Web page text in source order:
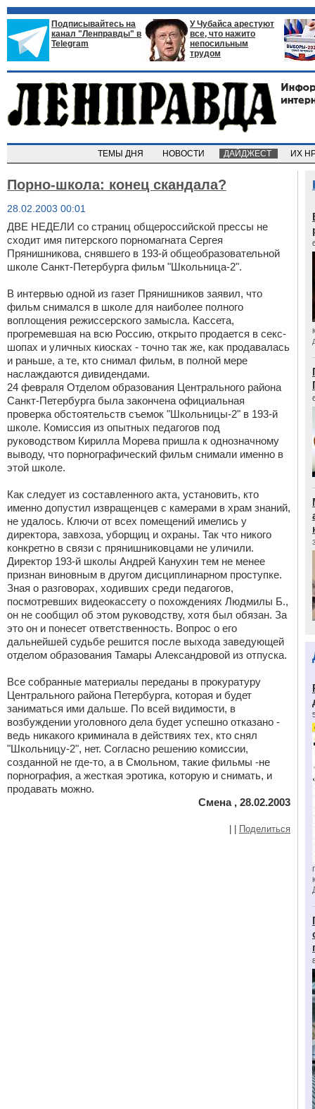
Подписывайтесь на
канал "Ленправды" в
Telegram
У Чубайса арестуют
все, что нажито
непосильным
трудом
ТЕМЫ ДНЯ НОВОСТИ ДАЙДЖЕСТ ИХ
Порно-школа: конец скандала?
28.02.2003 00:01
ДВЕ НЕДЕЛИ со страниц общероссийской прессы не
сходит имя питерского порномагната Сергея
Прянишникова, снявшего в 193-й общеобразовательной
школе Санкт-Петербурга фильм "Школьница-2".
В интервью одной из газет Прянишников заявил, что
фильм снимался в школе для наиболее полного
воплощения режиссерского замысла. Кассета,
прогремевшая на всю Россию, открыто продается в секс-
шопах и уличных киосках - точно так же, как продавалась
и раньше, а те, кто снимал фильм, в полной мере
наслаждаются дивидендами.
24 февраля Отделом образования Центрального района
Санкт-Петербурга была закончена официальная
проверка обстоятельств съемок "Школьницы-2" в 193-й
школе. Комиссия из опытных педагогов под
руководством Кирилла Морева пришла к однозначному
выводу, что порнографический фильм снимали именно в
этой школе.
Как следует из составленного акта, установить, кто
именно допустил извращенцев с камерами в храм знаний,
не удалось. Ключи от всех помещений имелись у
директора, завхоза, уборщиц и охраны. Так что никого
конкретно в связи с прянишниковцами не уличили.
Директор 193-й школы Андрей Канухин тем не менее
признан виновным в другом дисциплинарном проступке.
Зная о разговорах, ходивших среди педагогов,
посмотревших видеокассету о похождениях Людмилы Б.,
он не сообщил об этом руководству, хотя был обязан. За
это он и понесет ответственность. Вопрос о его
дальнейшей судьбе решится после выхода заведующей
отделом образования Тамары Александровой из отпуска.
Все собранные материалы переданы в прокуратуру
Центрального района Петербурга, которая и будет
заниматься ими дальше. По всей видимости, в
возбуждении уголовного дела будет успешно отказано -
ведь никакого криминала в действиях тех, кто снял
"Школьницу-2", нет. Согласно решению комиссии,
созданной не где-то, а в Смольном, такие фильмы -не
порнография, а жесткая эротика, которую и снимать, и
продавать можно.
Смена , 28.02.2003
Поделиться